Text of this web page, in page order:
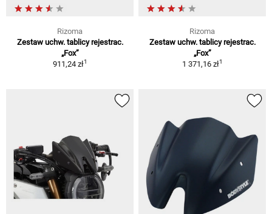
Rizoma
Zestaw uchw. tablicy rejestrac.
„Fox”
911,24 zł1
Rizoma
Zestaw uchw. tablicy rejestrac.
„Fox”
1 371,16 zł1